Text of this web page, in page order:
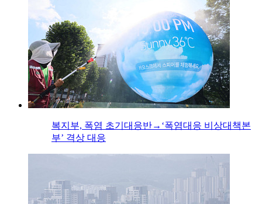
복지부, 폭염 초기대응반→‘폭염대응 비상대책본
부’ 격상 대응